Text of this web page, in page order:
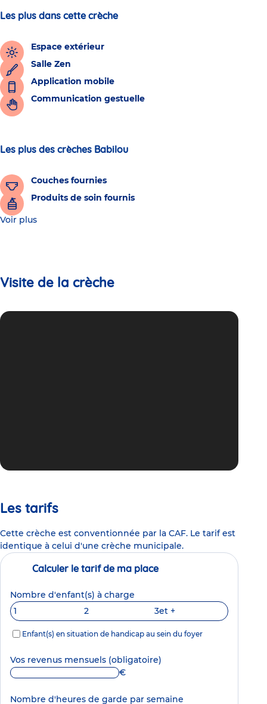
Les plus dans cette crèche
Espace extérieur
Salle Zen
Application mobile
Communication gestuelle
Les plus des crèches Babilou
Couches fournies
Produits de soin fournis
Voir plus
Visite de la crèche
Les tarifs
Cette crèche est conventionnée par la CAF. Le tarif est
identique à celui d'une crèche municipale.
Calculer le tarif de ma place
Nombre d'enfant(s) à charge
1
2 3et +
Enfant(s) en situation de handicap au sein du foyer
Vos revenus mensuels (obligatoire)
€
Nombre d'heures de garde par semaine